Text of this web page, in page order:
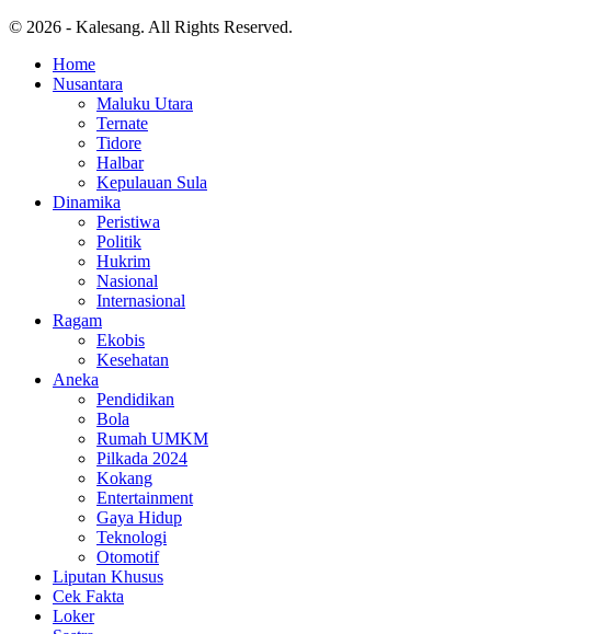
© 2026 - Kalesang. All Rights Reserved.
Home
Nusantara
Maluku Utara
Ternate
Tidore
Halbar
Kepulauan Sula
Dinamika
Peristiwa
Politik
Hukrim
Nasional
Internasional
Ragam
Ekobis
Kesehatan
Aneka
Pendidikan
Bola
Rumah UMKM
Pilkada 2024
Kokang
Entertainment
Gaya Hidup
Teknologi
Otomotif
Liputan Khusus
Cek Fakta
Loker